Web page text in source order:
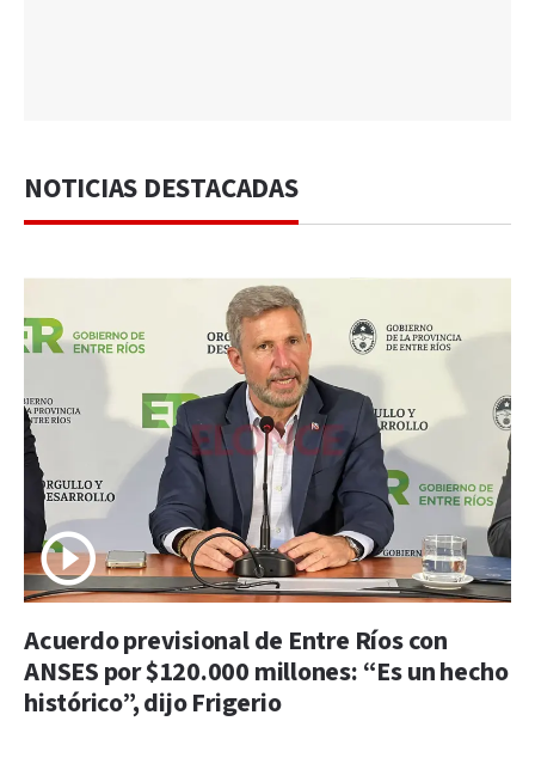
NOTICIAS DESTACADAS
Acuerdo previsional de Entre Ríos con
ANSES por $120.000 millones: “Es un hecho
histórico”, dijo Frigerio